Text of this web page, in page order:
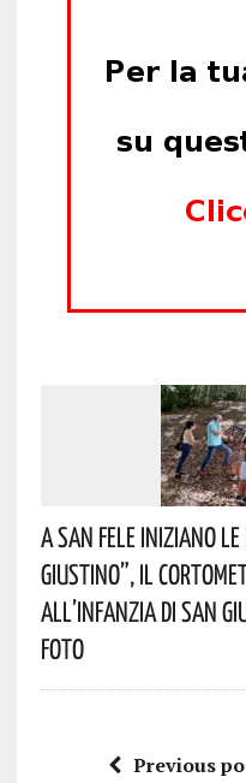
A San Fele Iniziano
Giustino”, Il
All’infanzia Di San
Foto
Previous